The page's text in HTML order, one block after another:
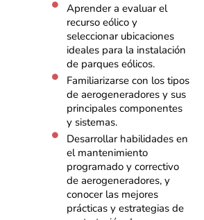
Aprender a evaluar el
recurso eólico y
seleccionar ubicaciones
ideales para la instalación
de parques eólicos.
Familiarizarse con los tipos
de aerogeneradores y sus
principales componentes
y sistemas. ​
Desarrollar habilidades en
el mantenimiento
programado y correctivo
de aerogeneradores, y
conocer las mejores
prácticas y estrategias de